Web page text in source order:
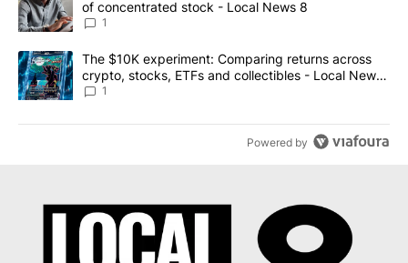
of concentrated stock - Local News 8
1
A trending article titled "The $10K experiment: Comparing
The $10K experiment: Comparing returns across
crypto, stocks, ETFs and collectibles - Local News
8
1
Powered by